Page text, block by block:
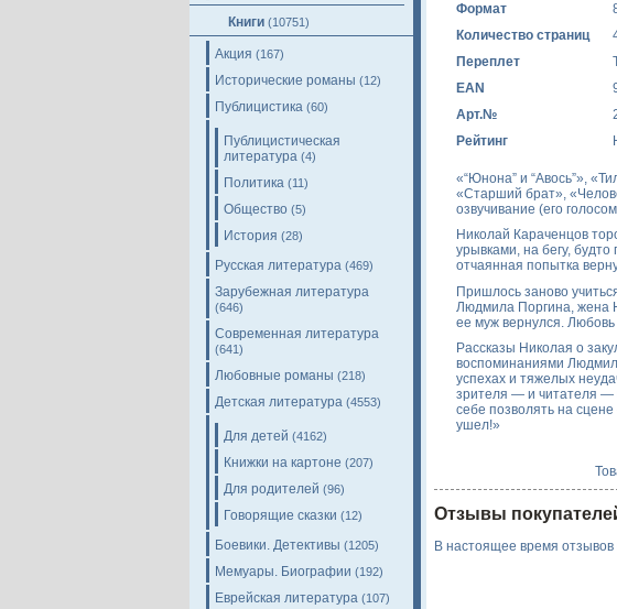
Книги (10751)
Акция (167)
Исторические романы (12)
Публицистика (60)
Публицистическая
литература (4)
Политика (11)
Общество (5)
История (28)
Русская литература (469)
Зарубежная литература
(646)
Современная литература
(641)
Любовные романы (218)
Детская литература (4553)
Для детей (4162)
Книжки на картоне (207)
Для родителей (96)
Говорящие сказки (12)
Боевики. Детективы (1205)
Мемуары. Биографии (192)
Еврейская литература (107)
Формат
Количество страниц
Переплет
EAN
Арт.№
Рейтинг
«“Юнона” и “Авось”»,
«Старший брат»,
озвучивание (его
Николай Караченцов
урывками, на бегу,
отчаянная попытка
Пришлось заново
Людмила Поргина, жена
ее муж вернулся. Любовь
Рассказы Николая о
воспоминаниями
успехах и тяжелых
зрителя — и читателя —
себе позволять на
ушел!»
Отзывы
В настоящее время отзывов